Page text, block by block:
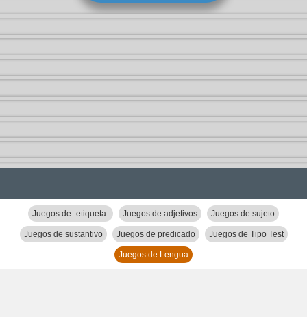
Juegos de -etiqueta- Juegos de adjetivos Juegos de sujeto
Juegos de sustantivo Juegos de predicado Juegos de Tipo Test
Juegos de Lengua